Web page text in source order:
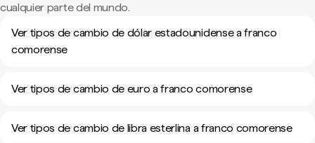
cualquier parte del mundo.
Ver tipos de cambio de dólar estadounidense a franco
comorense
Ver tipos de cambio de euro a franco comorense
Ver tipos de cambio de libra esterlina a franco comorense